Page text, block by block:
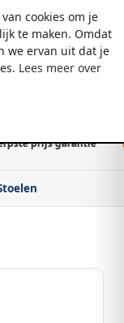
cookies om je
te maken. Omdat
we ervan uit dat je
Lees meer over
0
prijs garantie